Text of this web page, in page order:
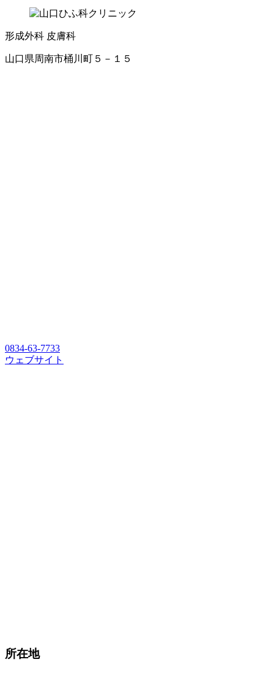
形成外科 皮膚科
山口県周南市桶川町５－１５
0834-63-7733
ウェブサイト
所在地